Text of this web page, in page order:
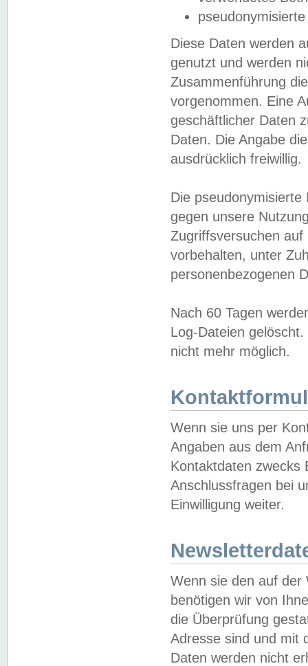
Diese Daten werden
genutzt und werden
Zusammenführung
vorgenommen. Eine
geschäftlicher Daten
Daten. Die Angabe
ausdrücklich freiwillig.
Die
gegen unsere
Zugriffsversuchen
vorbehalten, unter
personenbezogenen
Nach 60 Tagen
Log-Dateien
nicht mehr möglich.
Wenn sie uns per
Angaben aus dem
Kontaktdaten zwecks
Anschlussfragen bei
Einwilligung weiter.
Wenn sie den auf der
benötigen wir von
die Überprüfung
Adresse sind und mit
Daten werden nicht